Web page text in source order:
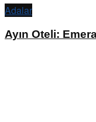
Adalar
Ayın Oteli: